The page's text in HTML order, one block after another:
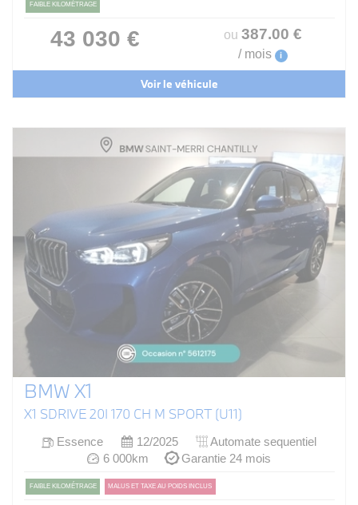
FAIBLE KILOMÉTRAGE
43 030 € ou 387.00 €
/ mois i
Voir le véhicule
BMW X1
X1 SDRIVE 20I 170 CH M SPORT (U11)
Essence 12/2025
Automate sequentiel
6 000km
Garantie 24 mois
FAIBLE KILOMÉTRAGE MALUS ET TAXE AU POIDS INCLUS